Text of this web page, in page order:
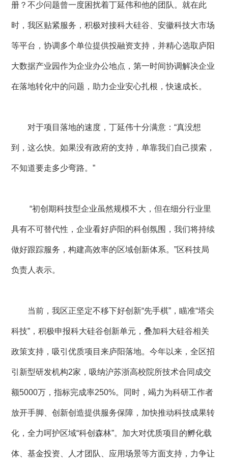
册？不少问题曾一度困扰着丁延伟和他的团队。就在此
时，我区贴紧服务，积极对接科大硅谷、安徽科技大市场
等平台，协调多个单位提供投融资支持，并精心选取庐阳
大数据产业园作为企业办公地点，第一时间协调解决企业
在落地转化中的问题，助力企业安心扎根，快速成长。
对于项目落地的速度，丁延伟十分满意：“真没想
到，这么快。如果没有政府的支持，单靠我们自己摸索，
不知道要走多少弯路。”
“初创期科技型企业虽然规模不大，但在细分行业里
具有不可替代性，企业看好庐阳的科创氛围，我们将持续
做好跟踪服务，构建高效率的区域创新体系。”区科技局
负责人表示。
当前，我区正坚定不移下好创新“先手棋”，瞄准“塔尖
科技”，积极申报科大硅谷创新单元，叠加科大硅谷相关
政策支持，吸引优质项目来庐阳落地。今年以来，全区招
引新型研发机构2家，吸纳沪苏浙高校院所技术合同成交
额5000万，指标完成率250%。同时，竭力为科研工作者
放开手脚、创新创造提供服务保障，加快推动科技成果转
化，全力呵护区域“科创森林”。加大对优质项目的孵化载
体、基金投资、人才团队、应用场景等方面支持，力争让